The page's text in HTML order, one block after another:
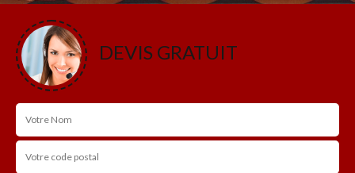
DEVIS GRATUIT